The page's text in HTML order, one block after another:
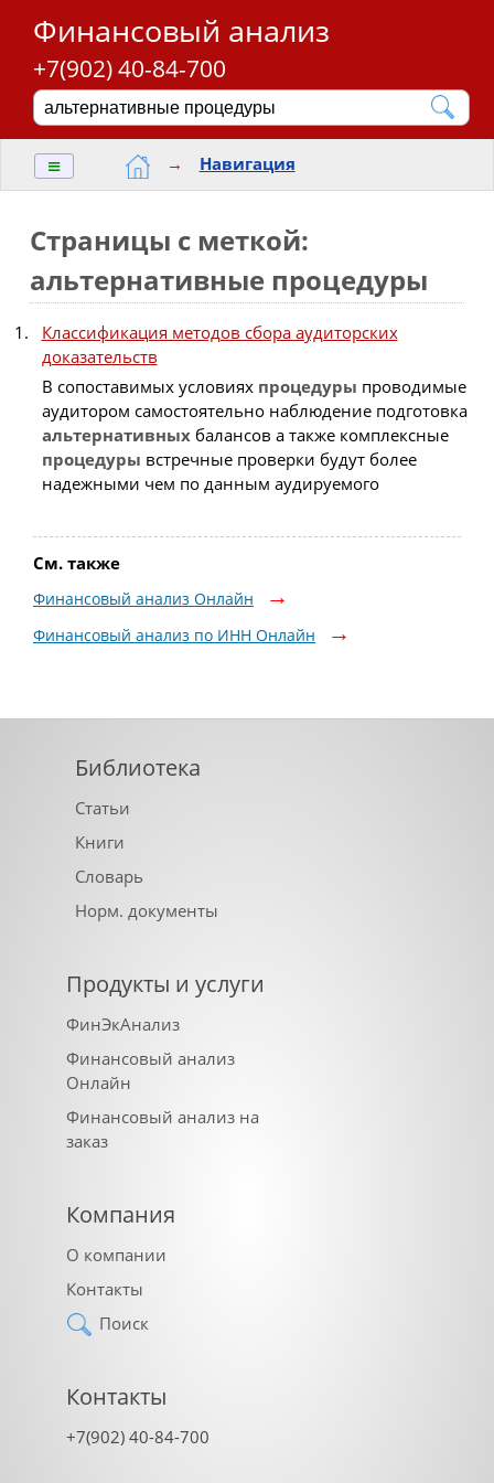
Финансовый анализ
+7(902) 40-84-700
≡ → Навигация
Страницы с меткой:
альтернативные процедуры
Классификация методов сбора аудиторских
доказательств
В сопоставимых условиях процедуры проводимые
аудитором самостоятельно наблюдение подготовка
альтернативныхбалансов а также комплексные
процедуры встречные проверки будут более
надежными чем по данным аудируемого
См. также
Финансовый анализ Онлайн
Финансовый анализ по ИНН Онлайн
Библиотека
Статьи
Книги
Словарь
Норм. документы
Продукты и услуги
ФинЭкАнализ
Финансовый анализ
Онлайн
Финансовый анализ на
заказ
Компания
О компании
Контакты
Поиск
Контакты
+7(902) 40-84-700